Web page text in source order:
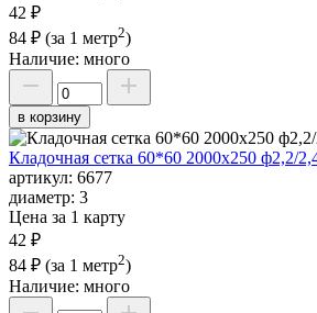
42 ₽
84 ₽ (за 1 метр2)
Наличие: много
в корзину
Кладочная сетка 60*60 2000х250 ф2,2/
артикул: 6677
диаметр: 3
Цена за 1 карту
42 ₽
84 ₽ (за 1 метр2)
Наличие: много